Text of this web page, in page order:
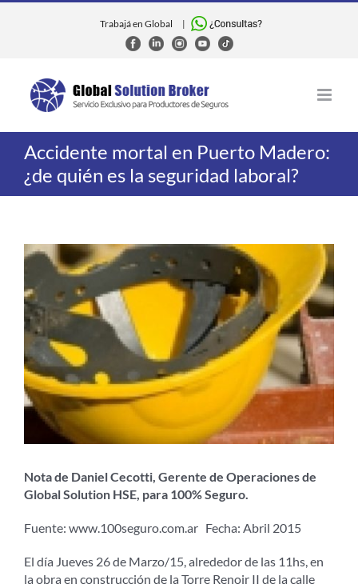
Skip
Trabajá en Global |
Accidente mortal en Puerto Madero:
¿de quién es la seguridad laboral?
View
Larger
Image
Nota de Daniel Cecotti, Gerente de Operaciones de
Global Solution HSE, para 100% Seguro.
Fuente: www.100seguro.com.ar Fecha: Abril 2015
El día Jueves 26 de Marzo/15, alrededor de las 11hs, en
la obra en construcción de la Torre Renoir II de la calle